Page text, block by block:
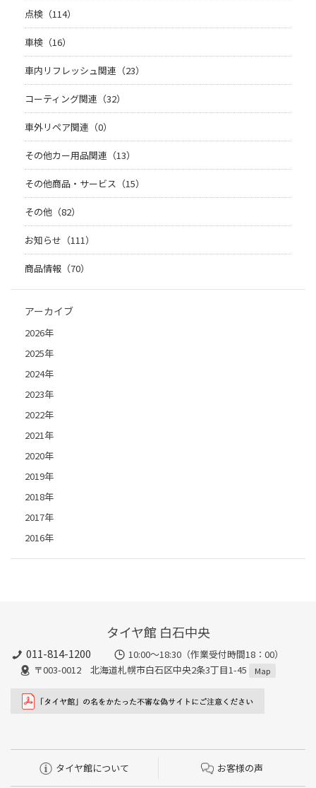
点検（114）
車検（16）
車内リフレッシュ関連（23）
コーティング関連（32）
車外リペア関連（0）
その他カー用品関連（13）
その他商品・サービス（15）
その他（82）
お知らせ（111）
商品情報（70）
アーカイブ
2026年
2025年
2024年
2023年
2022年
2021年
2020年
2019年
2018年
2017年
2016年
タイヤ館 白石中央
011-814-1200
10:00～18:30（作業受付時間18：00）
〒003-0012 北海道札幌市白石区中央2条3丁目1-45
Map
タイヤ館について お客様の声